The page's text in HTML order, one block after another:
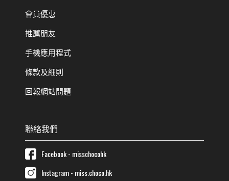
會員優惠
推薦朋友
手機應用程式
條款及細則
回報網站問題
聯絡我們
Facebook - misschocohk
Instagram - miss.choco.hk